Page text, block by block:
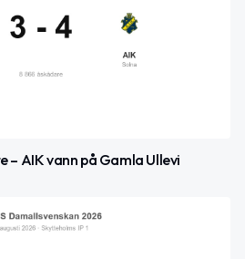
AIK vann på Gamla Ullevi